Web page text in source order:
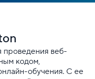
проведения веб-
кодом,
обучения. С ее